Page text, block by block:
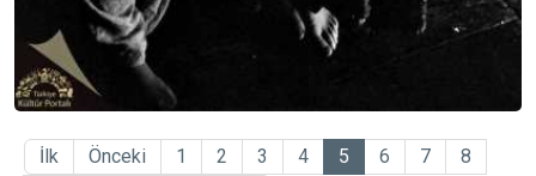
İlk Önceki 1 2 3 4 5 6 7 8